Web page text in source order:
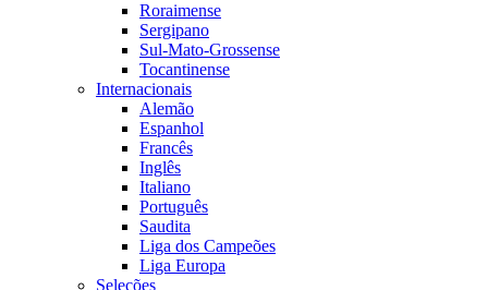
Roraimense
Sergipano
Sul-Mato-Grossense
Tocantinense
Internacionais
Alemão
Espanhol
Francês
Inglês
Italiano
Português
Saudita
Liga dos Campeões
Liga Europa
Seleções